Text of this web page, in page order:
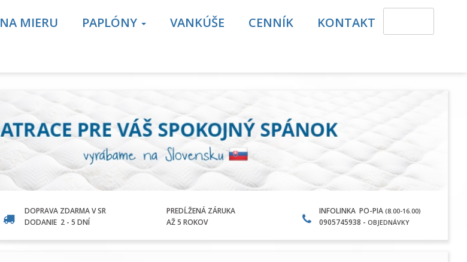
NA MIERU PAPLÓNY VANKÚŠE CENNÍK KONTAKT
DOPRAVA ZDARMA V SR
DODANIE 2 - 5 DNÍ
PREDĹŽENÁ ZÁRUKA
AŽ 5 ROKOV
INFOLINKA PO-PIA (8.00-16.00)
0905745938 - OBJEDNÁVKY